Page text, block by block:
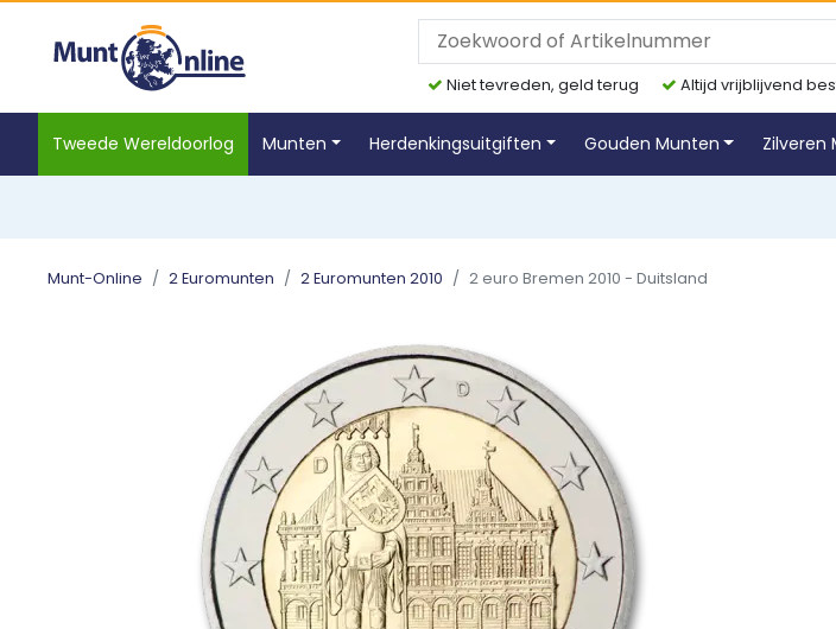
Niet tevreden, geld terug Altijd vrijblijvend
Tweede Wereldoorlog Munten Herdenkingsuitgiften Gouden Munten Zilveren
Munt-Online 2 Euromunten 2 Euromunten 2010 2 euro Bremen 2010 - Duitsland